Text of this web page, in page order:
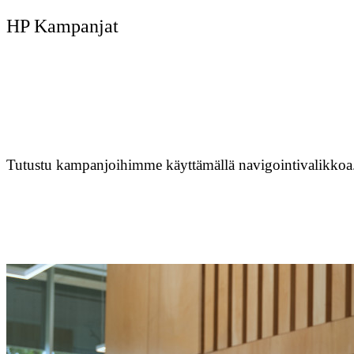
HP Kampanjat
Tutustu kampanjoihimme käyttämällä